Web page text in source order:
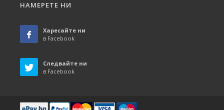
НАМЕРЕТЕ НИ
Харесайте ни
в Facebook
Следвайте ни
в Facebook